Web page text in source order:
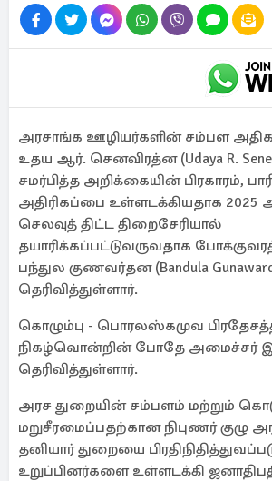
அரசாங்க ஊழியர்களின் சம்பள
உதய ஆர். செனவிரத்ன (Udaya R.
சமர்பித்த அறிக்கையின் பிரகாரம்,
அதிரிகப்பை உள்ளடக்கியதாக
செலவுத் திட்ட திறைசேரியால்
தயாரிக்கப்பட்டுவருவதாக
பந்துல குணவர்தன (Bandula
தெரிவித்துள்ளார்.
கொழும்பு - பொரலஸ்கமுவ
நிகழ்வொன்றின் போதே அமைச்சர்
தெரிவித்துள்ளார்.
அரச துறையின் சம்பளம் மற்றும்
மறுசீரமைப்பதற்கான நிபுணர் குழு
தனியார் துறையை
உறுப்பினர்களை உள்ளடக்கி